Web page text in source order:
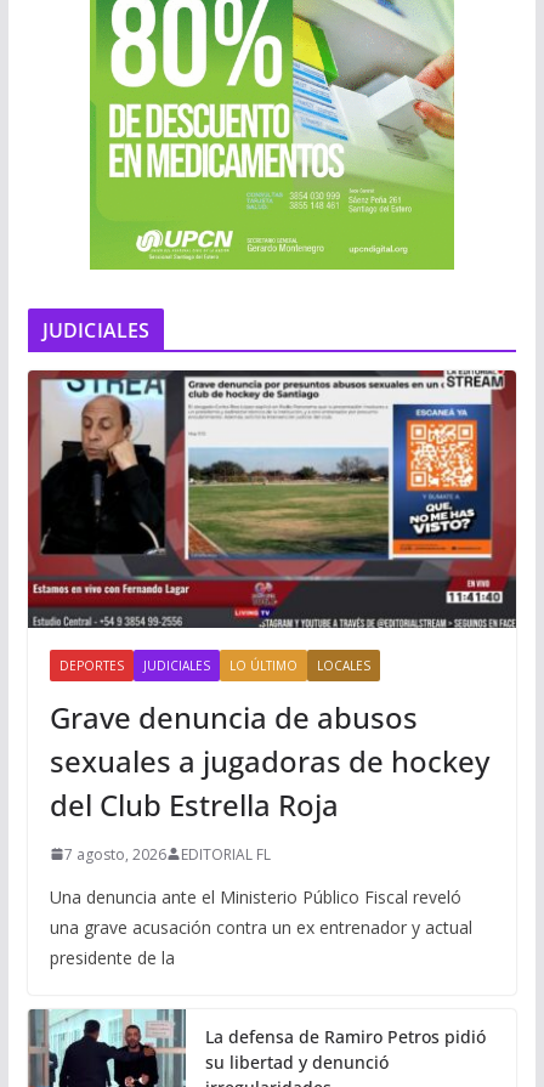
JUDICIALES
DEPORTES JUDICIALES LO ÚLTIMO LOCALES
Grave denuncia de abusos
sexuales a jugadoras de hockey
del Club Estrella Roja
7 agosto, 2026 EDITORIAL FL
Una denuncia ante el Ministerio Público Fiscal reveló
una grave acusación contra un ex entrenador y actual
presidente de la
La defensa de Ramiro Petros pidió
su libertad y denunció